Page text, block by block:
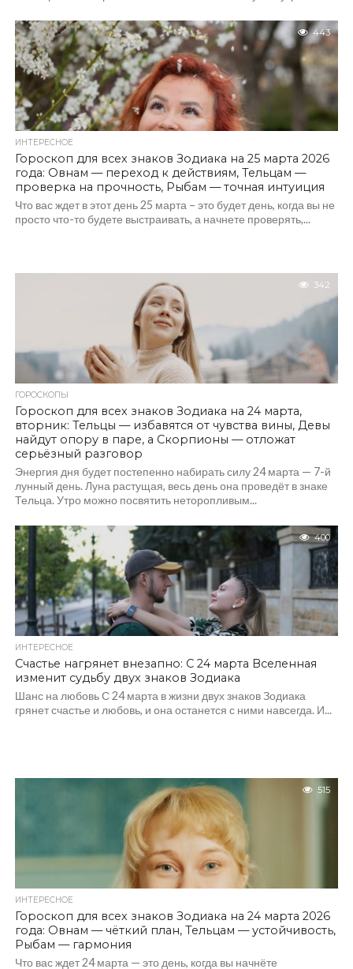
443
ИНТЕРЕСНОЕ
Гороскоп для всех знаков Зодиака на 25 марта 2026
года: Овнам — переход к действиям, Тельцам —
проверка на прочность, Рыбам — точная интуиция
Что вас ждет в этот день 25 марта – это будет день, когда вы не
просто что-то будете выстраивать, а начнете проверять,...
342
ГОРОСКОПЫ
Гороскоп для всех знаков Зодиака на 24 марта,
вторник: Тельцы — избавятся от чувства вины, Девы
найдут опору в паре, а Скорпионы — отложат
серьёзный разговор
Энергия дня будет постепенно набирать силу 24 марта — 7-й
лунный день. Луна растущая, весь день она проведёт в знаке
Тельца. Утро можно посвятить неторопливым...
400
ИНТЕРЕСНОЕ
Счастье нагрянет внезапно: С 24 марта Вселенная
изменит судьбу двух знаков Зодиака
Шанс на любовь С 24 марта в жизни двух знаков Зодиака
грянет счастье и любовь, и она останется с ними навсегда. И...
515
ИНТЕРЕСНОЕ
Гороскоп для всех знаков Зодиака на 24 марта 2026
года: Овнам — чёткий план, Тельцам — устойчивость,
Рыбам — гармония
Что вас ждет 24 марта — это день, когда вы начнёте